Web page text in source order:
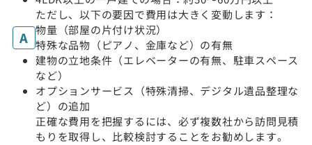
ただし、以下の要因で費用は大きく変動します：
物量（部屋の片付け状況）
特殊な品物（ピアノ、金庫など）の有無
建物の立地条件（エレベーターの有無、駐車スペース
など）
オプションサービス（特殊清掃、デジタル遺品整理な
ど）の追加
正確な費用を把握するには、必ず複数社から訪問見積
もりを取得し、比較検討することをお勧めします。